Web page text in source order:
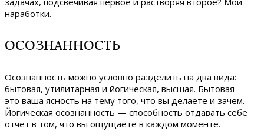
наработки.
ОСОЗНАННОСТЬ
Осознанность можно условно разделить на два вида:
бытовая, утилитарная и йогическая, высшая. Бытовая —
это ваша ясность на тему того, что вы делаете и зачем.
Йогическая осознанность — способность отдавать себе
отчет в том, что вы ощущаете в каждом моменте.